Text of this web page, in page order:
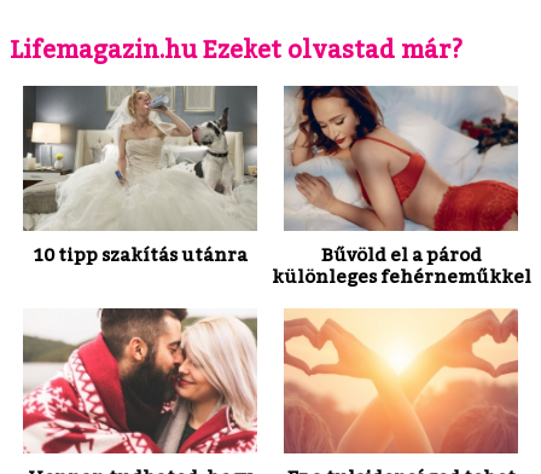
Lifemagazin.hu Ezeket olvastad már?
10 tipp szakítás utánra
Bűvöld el a párod
különleges fehérneműkkel